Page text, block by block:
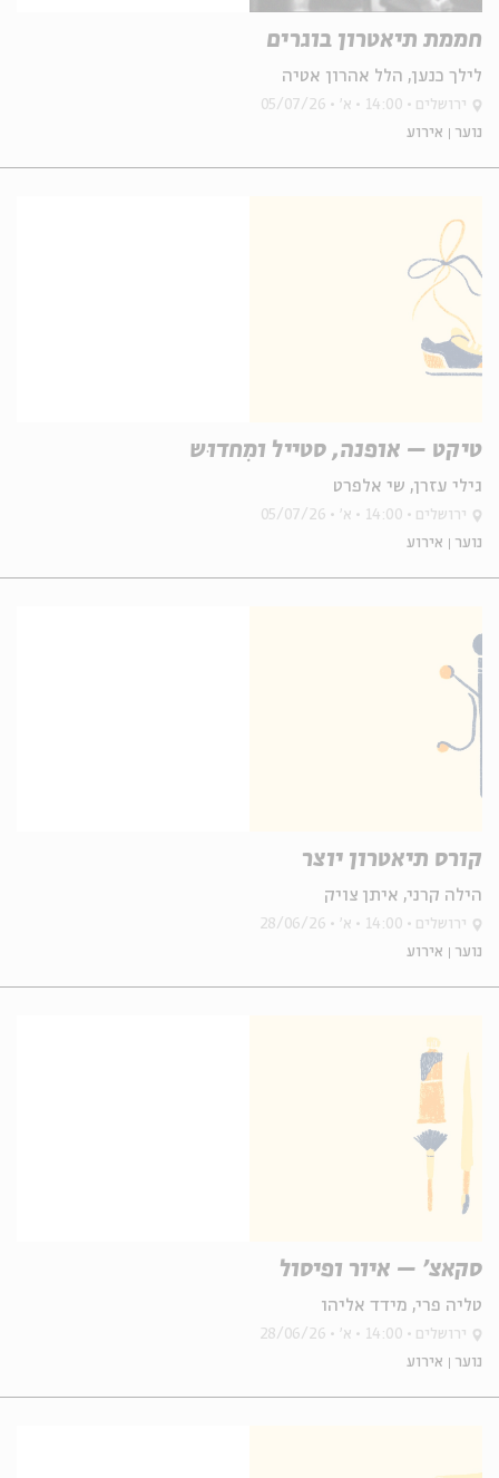
חממת תיאטרון בוגרים
לילך כנען, הלל אהרון אטיה
נוער אירוע
ירושלים 14:00 א' 05/07/26
טיקט – אופנה, סטייל ומִחדוּש
גילי עזרן, שי אלפרט
נוער אירוע
ירושלים 14:00 א' 05/07/26
קורס תיאטרון יוצר
הילה קרני, איתן צויק
נוער אירוע
ירושלים 14:00 א' 28/06/26
סקאצ' – איור ופיסול
טליה פרי, מידד אליהו
נוער אירוע
ירושלים 14:00 א' 28/06/26